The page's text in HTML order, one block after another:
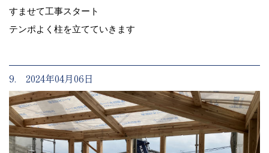
すませて工事スタート
テンポよく柱を立てていきます
9. 2024年04月06日